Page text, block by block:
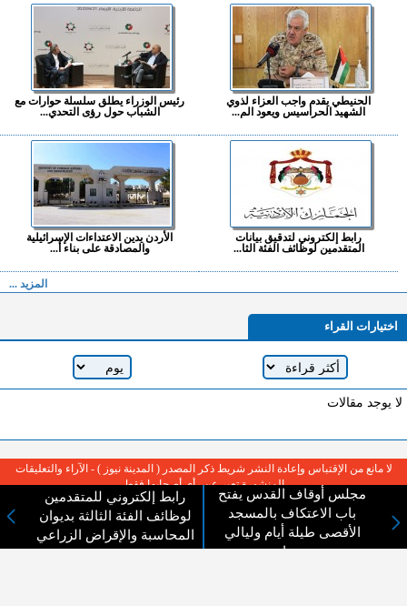
الحنيطي يقدم واجب العزاء لذوي
الشهيد الحراسيس ويعود الم...
رئيس الوزراء يطلق سلسلة حوارات مع
الشباب حول رؤى التحدي...
رابط إلكتروني لتدقيق بيانات
المتقدمين لوظائف الفئة الثا...
الأردن يدين الاعتداءات الإسرائيلية
والمصادقة على بناء أ...
المزيد ...
اختيارات القراء
لا يوجد مقالات
مجلس أوقاف القدس يفتح
باب الاعتكاف بالمسجد
الأقصى طيلة أيام وليالي
رمضان
رابط إلكتروني للمتقدمين
لوظائف الفئة الثالثة بديوان
المحاسبة والإقراض الزراعي
لا مانع من الإقتباس وإعادة النشر شريط ذكر المصدر ( المدينة نيوز ) - الآراء والتعليقات
المنشورة تعبر عن رأي أصحابها فقط